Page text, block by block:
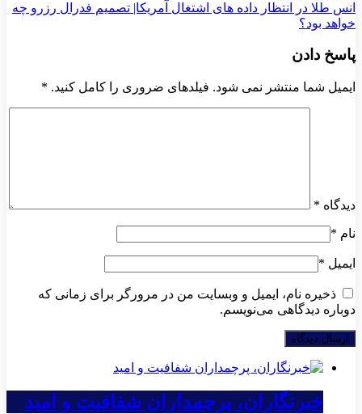
انس طلا در انتظار داده های اشتغال آمریکا| تصمیم فدرال رزرو چه
خواهد بود؟
پاسخ دادن
ایمیل شما منتشر نمی شود. فیلدهای ضروری را کامل کنید. *
دیدگاه *
نام *
ایمیل *
ذخیره نام، ایمیل و وبسایت من در مرورگر برای زمانی که
دوباره دیدگاهی می‌نویسم.
خبرنگاران، پرچمداران شفافیت و امید